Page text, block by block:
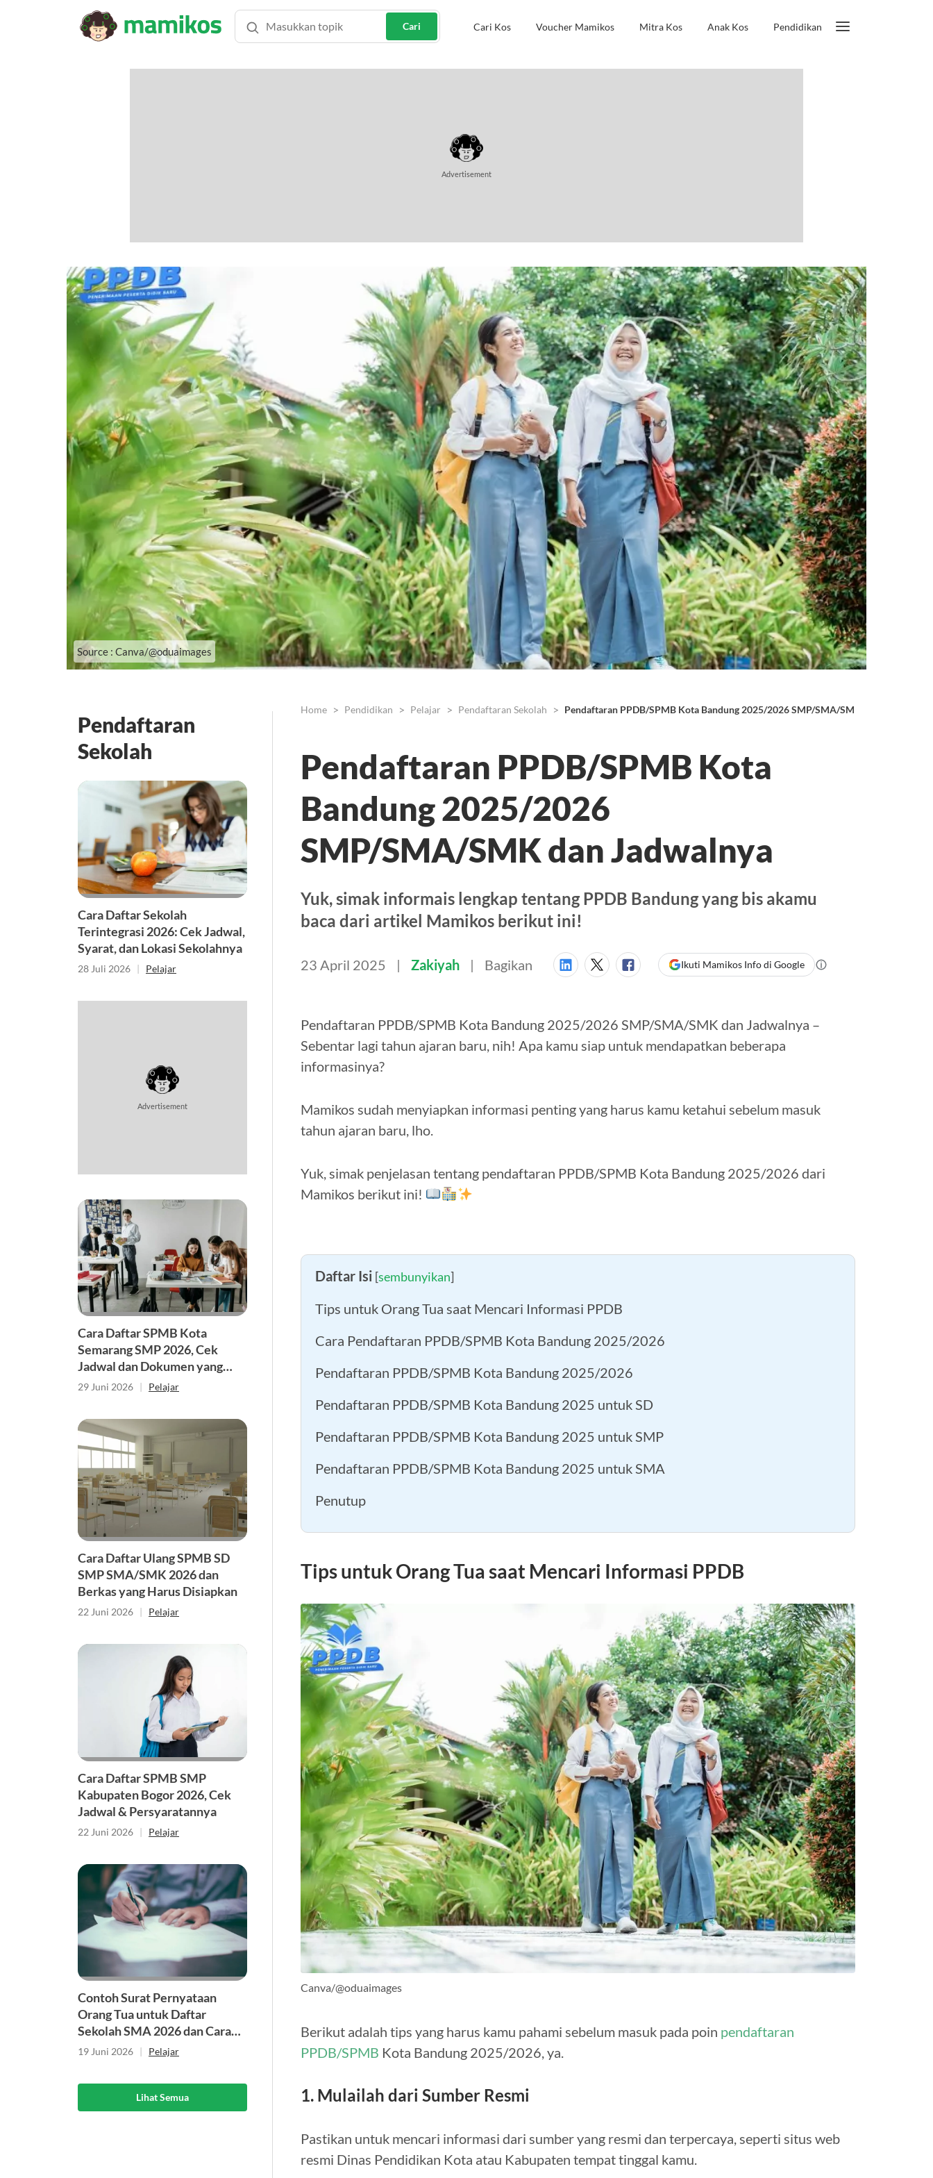
Cari Cari Kos Voucher Mamikos Mitra Kos Anak Kos Pendidikan
Advertisement
Source : Canva/@oduaimages
Pendaftaran
Sekolah
Cara Daftar Sekolah
Terintegrasi 2026: Cek Jadwal,
Syarat, dan Lokasi Sekolahnya
28 Juli 2026 | Pelajar
Advertisement
Cara Daftar SPMB Kota
Semarang SMP 2026, Cek
Jadwal dan Dokumen yang
Dibutuhkan
29 Juni 2026 | Pelajar
Cara Daftar Ulang SPMB SD
SMP SMA/SMK 2026 dan
Berkas yang Harus Disiapkan
22 Juni 2026 | Pelajar
Cara Daftar SPMB SMP
Kabupaten Bogor 2026, Cek
Jadwal & Persyaratannya
22 Juni 2026 | Pelajar
Contoh Surat Pernyataan
Orang Tua untuk Daftar
Sekolah SMA 2026 dan Cara
Membuatnya
19 Juni 2026 | Pelajar
Lihat Semua
Home Pendidikan Pelajar Pendaftaran Sekolah Pendaftaran PPDB/SPMB Kota Bandung 2025/2026 SMP/SMA/SMK dan Jadwalnya
Pendaftaran PPDB/SPMB Kota
Bandung 2025/2026
SMP/SMA/SMK dan Jadwalnya
Yuk, simak informais lengkap tentang PPDB Bandung yang bis akamu
baca dari artikel Mamikos berikut ini!
23 April 2025 Zakiyah Bagikan Ikuti Mamikos Info di Google
Pendaftaran PPDB/SPMB Kota Bandung 2025/2026 SMP/SMA/SMK dan Jadwalnya –
Sebentar lagi tahun ajaran baru, nih! Apa kamu siap untuk mendapatkan beberapa
informasinya?
Mamikos sudah menyiapkan informasi penting yang harus kamu ketahui sebelum masuk
tahun ajaran baru, lho.
Yuk, simak penjelasan tentang pendaftaran PPDB/SPMB Kota Bandung 2025/2026 dari
Mamikos berikut ini!
Daftar Isi [sembunyikan]
Tips untuk Orang Tua saat Mencari Informasi PPDB
Cara Pendaftaran PPDB/SPMB Kota Bandung 2025/2026
Pendaftaran PPDB/SPMB Kota Bandung 2025/2026
Pendaftaran PPDB/SPMB Kota Bandung 2025 untuk SD
Pendaftaran PPDB/SPMB Kota Bandung 2025 untuk SMP
Pendaftaran PPDB/SPMB Kota Bandung 2025 untuk SMA
Penutup
Tips untuk Orang Tua saat Mencari Informasi PPDB
Canva/@oduaimages
Berikut adalah tips yang harus kamu pahami sebelum masuk pada poin pendaftaran
PPDB/SPMB Kota Bandung 2025/2026, ya.
1. Mulailah dari Sumber Resmi
Pastikan untuk mencari informasi dari sumber yang resmi dan terpercaya, seperti situs web
resmi Dinas Pendidikan Kota atau Kabupaten tempat tinggal kamu.